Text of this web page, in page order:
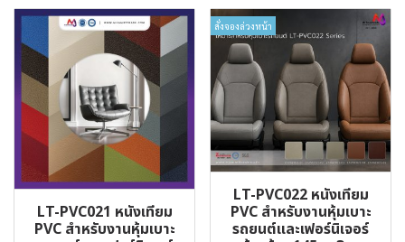
LT-PVC021 หนังเทียม
PVC สำหรับงานหุ้มเบาะ
สั่งจองล่วงหน้า
LT-PVC022 หนังเทียม
PVC สำหรับงานหุ้มเบาะ
รถยนต์และเฟอร์นิเจอร์